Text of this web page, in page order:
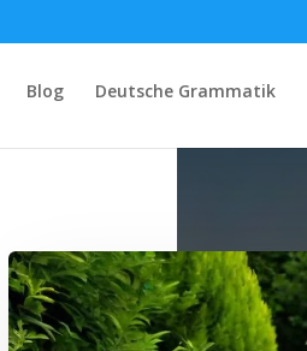
Blog Deutsche Grammatik